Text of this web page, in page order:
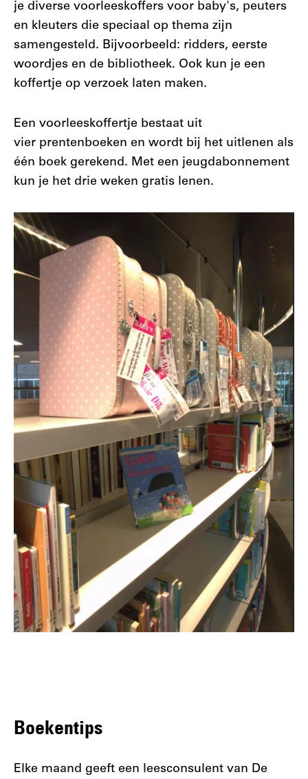
je diverse voorleeskoffers voor baby's, peuters
en kleuters die speciaal op thema zijn
samengesteld. Bijvoorbeeld: ridders, eerste
woordjes en de bibliotheek. Ook kun je een
koffertje op verzoek laten maken.
Een voorleeskoffertje bestaat uit
vier prentenboeken en wordt bij het uitlenen als
één boek gerekend. Met een jeugdabonnement
kun je het drie weken gratis lenen.
Boekentips
Elke maand geeft een leesconsulent van De